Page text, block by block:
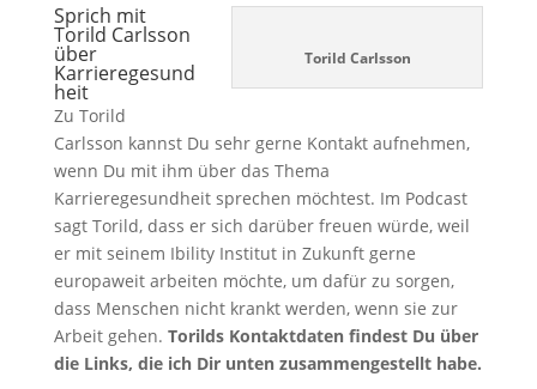
Torild Carlsson
Sprich mit
Torild Carlsson
über
Karrieregesund
heit
Zu Torild
Carlsson kannst Du sehr gerne Kontakt aufnehmen,
wenn Du mit ihm über das Thema
Karrieregesundheit sprechen möchtest. Im Podcast
sagt Torild, dass er sich darüber freuen würde, weil
er mit seinem Ibility Institut in Zukunft gerne
europaweit arbeiten möchte, um dafür zu sorgen,
dass Menschen nicht krankt werden, wenn sie zur
Arbeit gehen. Torilds Kontaktdaten findest Du über
die Links, die ich Dir unten zusammengestellt habe.